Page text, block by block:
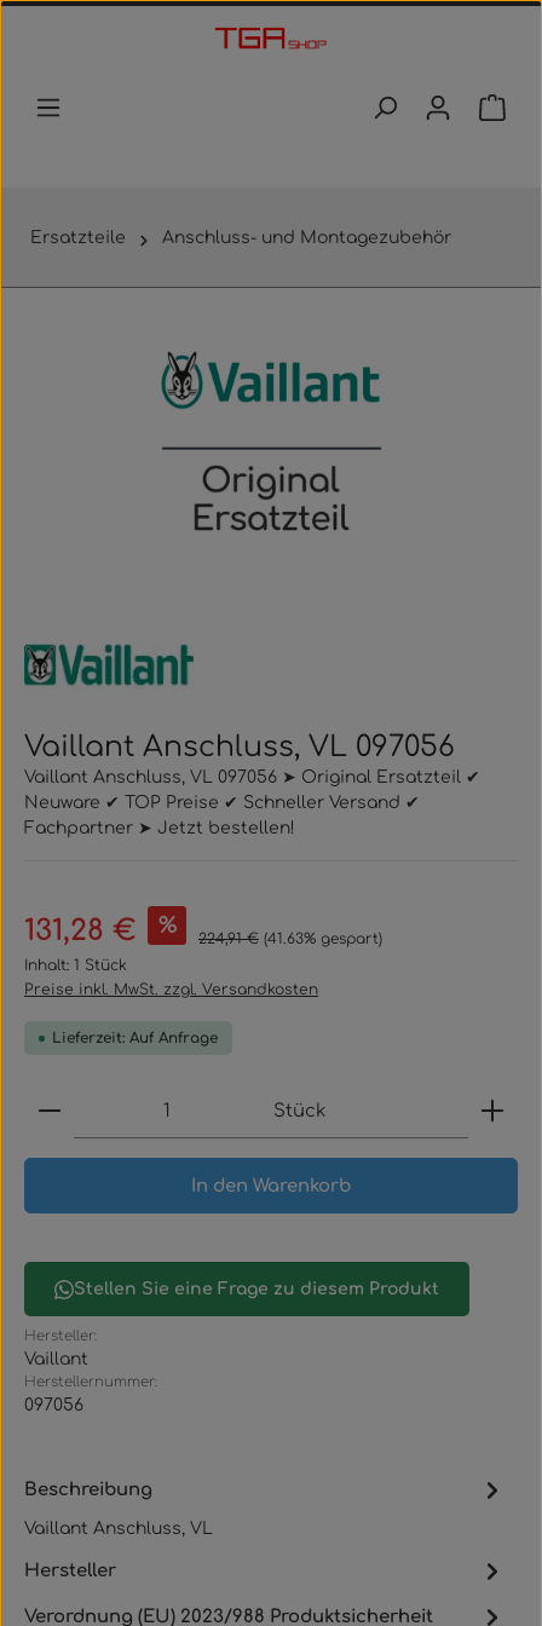
Zum Hauptinhalt springen
Ersatzteile Anschluss- und Montagezubehör
Vaillant Anschluss, VL 097056
Vaillant Anschluss, VL 097056 ➤ Original Ersatzteil ✔
Neuware ✔ TOP Preise ✔ Schneller Versand ✔
Fachpartner ➤ Jetzt bestellen!
Verkaufspreis:
131,28 € % Regulärer Preis:
224,91 € (41.63% gespart)
Inhalt: 1 Stück
Preise inkl. MwSt. zzgl. Versandkosten
Lieferzeit: Auf Anfrage
Produkt Anzahl: Gib den gewünschten Wert
Stück
In den Warenkorb
Stellen Sie eine Frage zu diesem Produkt
Hersteller:
Vaillant
Herstellernummer:
097056
Beschreibung
Vaillant Anschluss, VL
Hersteller
Verordnung (EU) 2023/988 Produktsicherheit